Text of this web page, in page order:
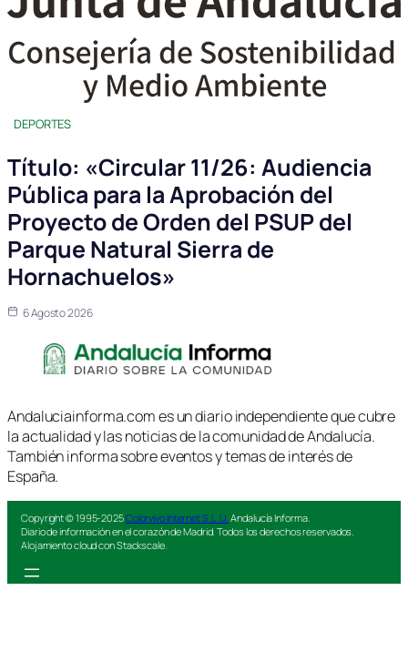
DEPORTES
Título: «Circular 11/26: Audiencia
Pública para la Aprobación del
Proyecto de Orden del PSUP del
Parque Natural Sierra de
Hornachuelos»
6 Agosto 2026
Andaluciainforma.com es un diario independiente que cubre
la actualidad y las noticias de la comunidad de Andalucía.
También informa sobre eventos y temas de interés de
España.
Copyright © 1995-2025Colorvivo Internet S.L.U. Andalucía Informa.
Diario de información en el corazón de Madrid. Todos los derechos reservados.
Alojamiento cloud con Stackscale.